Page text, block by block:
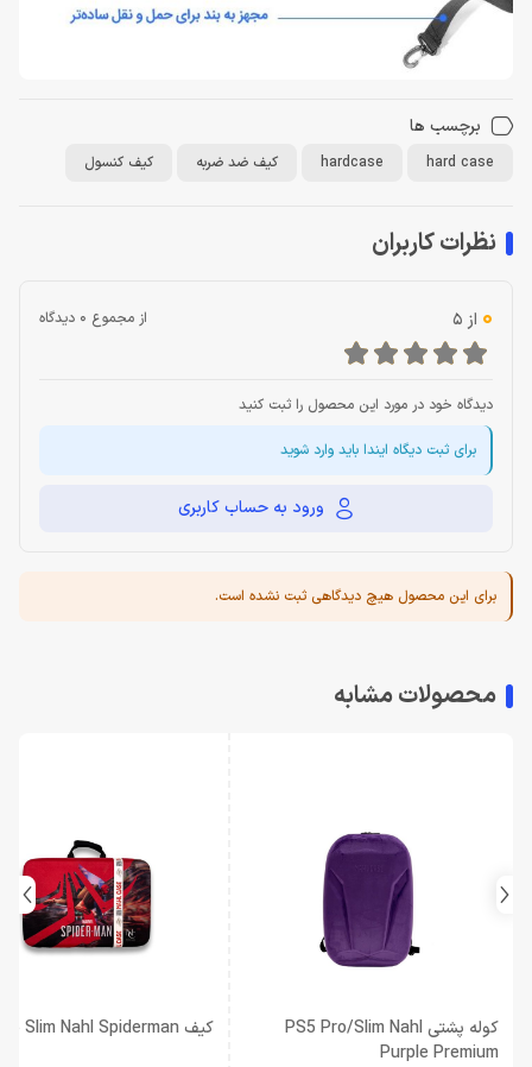
برچسب ها
hard case
hardcase کیف ضد ضربه کیف کنسول
نظرات کاربران
0 از 5 از مجموع 0 دیدگاه
دیدگاه خود در مورد این محصول را ثبت کنید
برای ثبت دیگاه ایندا باید وارد شوید
ورود به حساب کاربری
برای این محصول هیچ دیدگاهی ثبت نشده است.
محصولات مشابه
کوله پشتی PS5 Pro/Slim Nahl
Purple Premium
کیف PS5 Slim Nahl Spiderman